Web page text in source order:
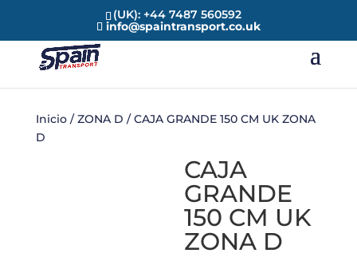
(UK): +44 7487 560592
info@spaintransport.co.uk
Inicio/ZONA D / CAJA GRANDE 150 CM UK ZONA
D
CAJA
GRANDE
150 CM UK
ZONA D